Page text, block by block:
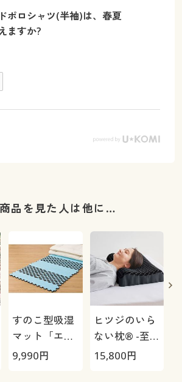
ポロシャツ(半袖)は、春夏
ますか?
品を見た人は他に…
すのこ型吸湿
マット「エア
ージョブ®」
9,990円
ヒツジのいら
ない枕® -至
極-
15,800円